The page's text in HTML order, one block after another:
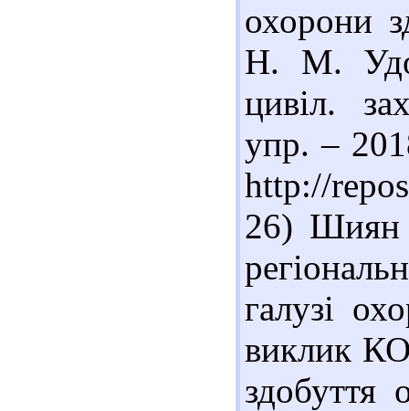
охорони
Н. М.
цивіл.
упр. –
http://
26) Шиян
галузі
виклик
здобуття